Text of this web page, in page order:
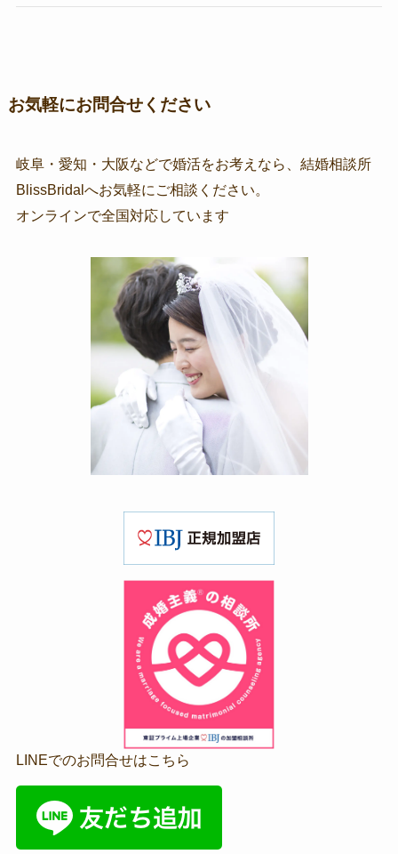
お気軽にお問合せください
岐阜・愛知・大阪などで婚活をお考えなら、結婚相談所
BlissBridalへお気軽にご相談ください。
オンラインで全国対応しています
LINEでのお問合せはこちら